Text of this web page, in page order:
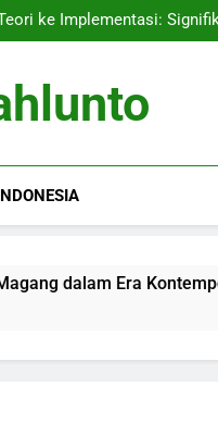
ke Implementasi:
Membangun Komunitas
ke Implementasi:
Membangun Komunitas
Era Kontemporer